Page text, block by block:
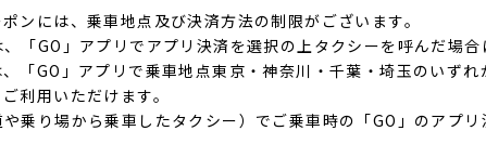
ンには、乗車地点及び決済方法の制限がございます。
「GO」アプリでアプリ決済を選択の上タクシーを呼んだ場合
「GO」アプリで乗車地点東京・神奈川・千葉・埼玉のいず
利用いただけます。
乗り場から乗車したタクシー）でご乗車時の「GO」のアプ